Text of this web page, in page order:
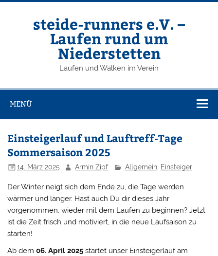
Zum
steide-runners e.V. –
Laufen rund um
Niederstetten
Laufen und Walken im Verein
MENÜ
Einsteigerlauf und Lauftreff-Tage
Sommersaison 2025
14. März 2025 Armin Zipf Allgemein, Einsteiger
Der Winter neigt sich dem Ende zu, die Tage werden
wärmer und länger. Hast auch Du dir dieses Jahr
vorgenommen, wieder mit dem Laufen zu beginnen? Jetzt
ist die Zeit frisch und motiviert, in die neue Laufsaison zu
starten!
Ab dem 06. April 2025startet unser Einsteigerlauf am